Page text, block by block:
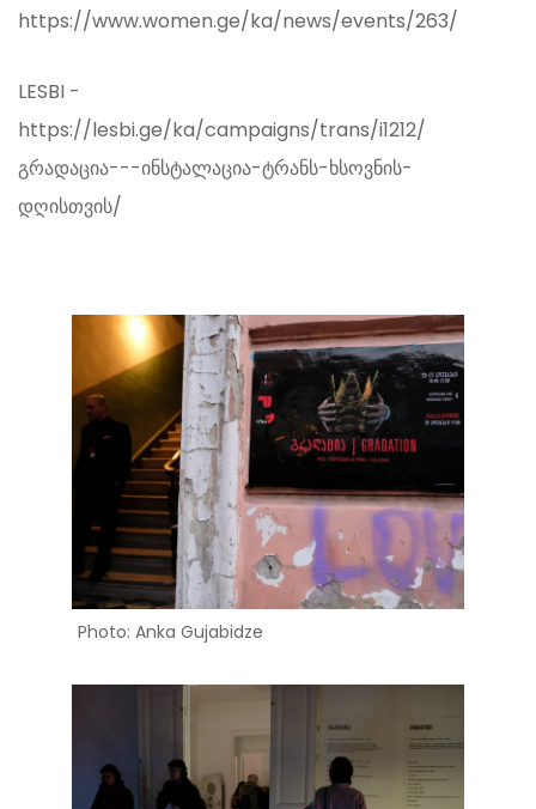
https://www.women.ge/ka/news/events/263/
LESBI -
https://lesbi.ge/ka/campaigns/trans/i1212/
გრადაცია---ინსტალაცია-ტრანს-ხსოვნის-
დღისთვის/
Photo: Anka Gujabidze